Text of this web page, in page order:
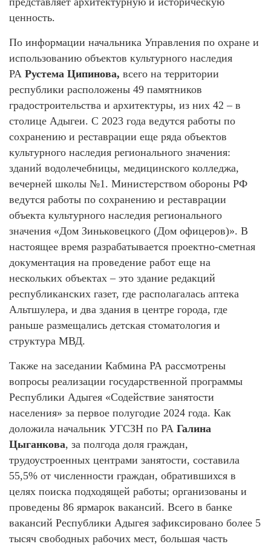
ценность.
По информации начальника Управления по охране и
использованию объектов культурного наследия
РА Рустема Ципинова, всего на территории
республики расположены 49 памятников
градостроительства и архитектуры, из них 42 – в
столице Адыгеи. С 2023 года ведутся работы по
сохранению и реставрации еще ряда объектов
культурного наследия регионального значения:
зданий водолечебницы, медицинского колледжа,
вечерней школы №1. Министерством обороны РФ
ведутся работы по сохранению и реставрации
объекта культурного наследия регионального
значения «Дом Зиньковецкого (Дом офицеров)». В
настоящее время разрабатывается проектно-сметная
документация на проведение работ еще на
нескольких объектах – это здание редакций
республиканских газет, где располагалась аптека
Альтшулера, и два здания в центре города, где
раньше размещались детская стоматология и
структура МВД.
Также на заседании Кабмина РА рассмотрены
вопросы реализации государственной программы
Республики Адыгея «Содействие занятости
населения» за первое полугодие 2024 года. Как
доложила начальник УГСЗН по РА Галина
Цыганкова, за полгода доля граждан,
трудоустроенных центрами занятости, составила
55,5% от численности граждан, обратившихся в
целях поиска подходящей работы; организованы и
проведены 86 ярмарок вакансий. Всего в банке
вакансий Республики Адыгея зафиксировано более 5
тысяч свободных рабочих мест, большая часть